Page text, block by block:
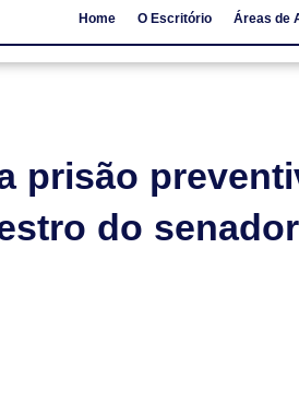
Home O Escritório Áreas de
prisão
do